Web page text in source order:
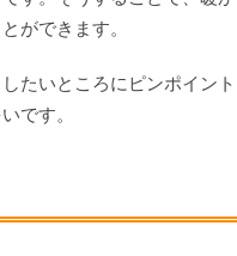
ができます。
たいところにピンポイント
です。